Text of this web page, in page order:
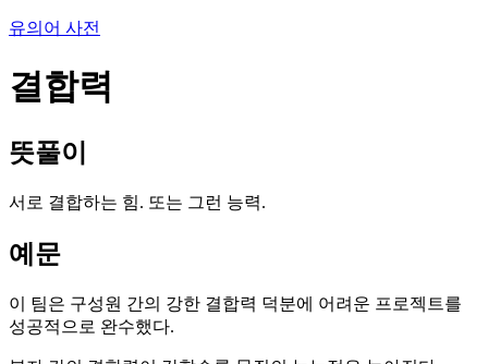
유의어 사전
결합력
뜻풀이
서로 결합하는 힘. 또는 그런 능력.
예문
이 팀은 구성원 간의 강한 결합력 덕분에 어려운 프로젝트를
성공적으로 완수했다.